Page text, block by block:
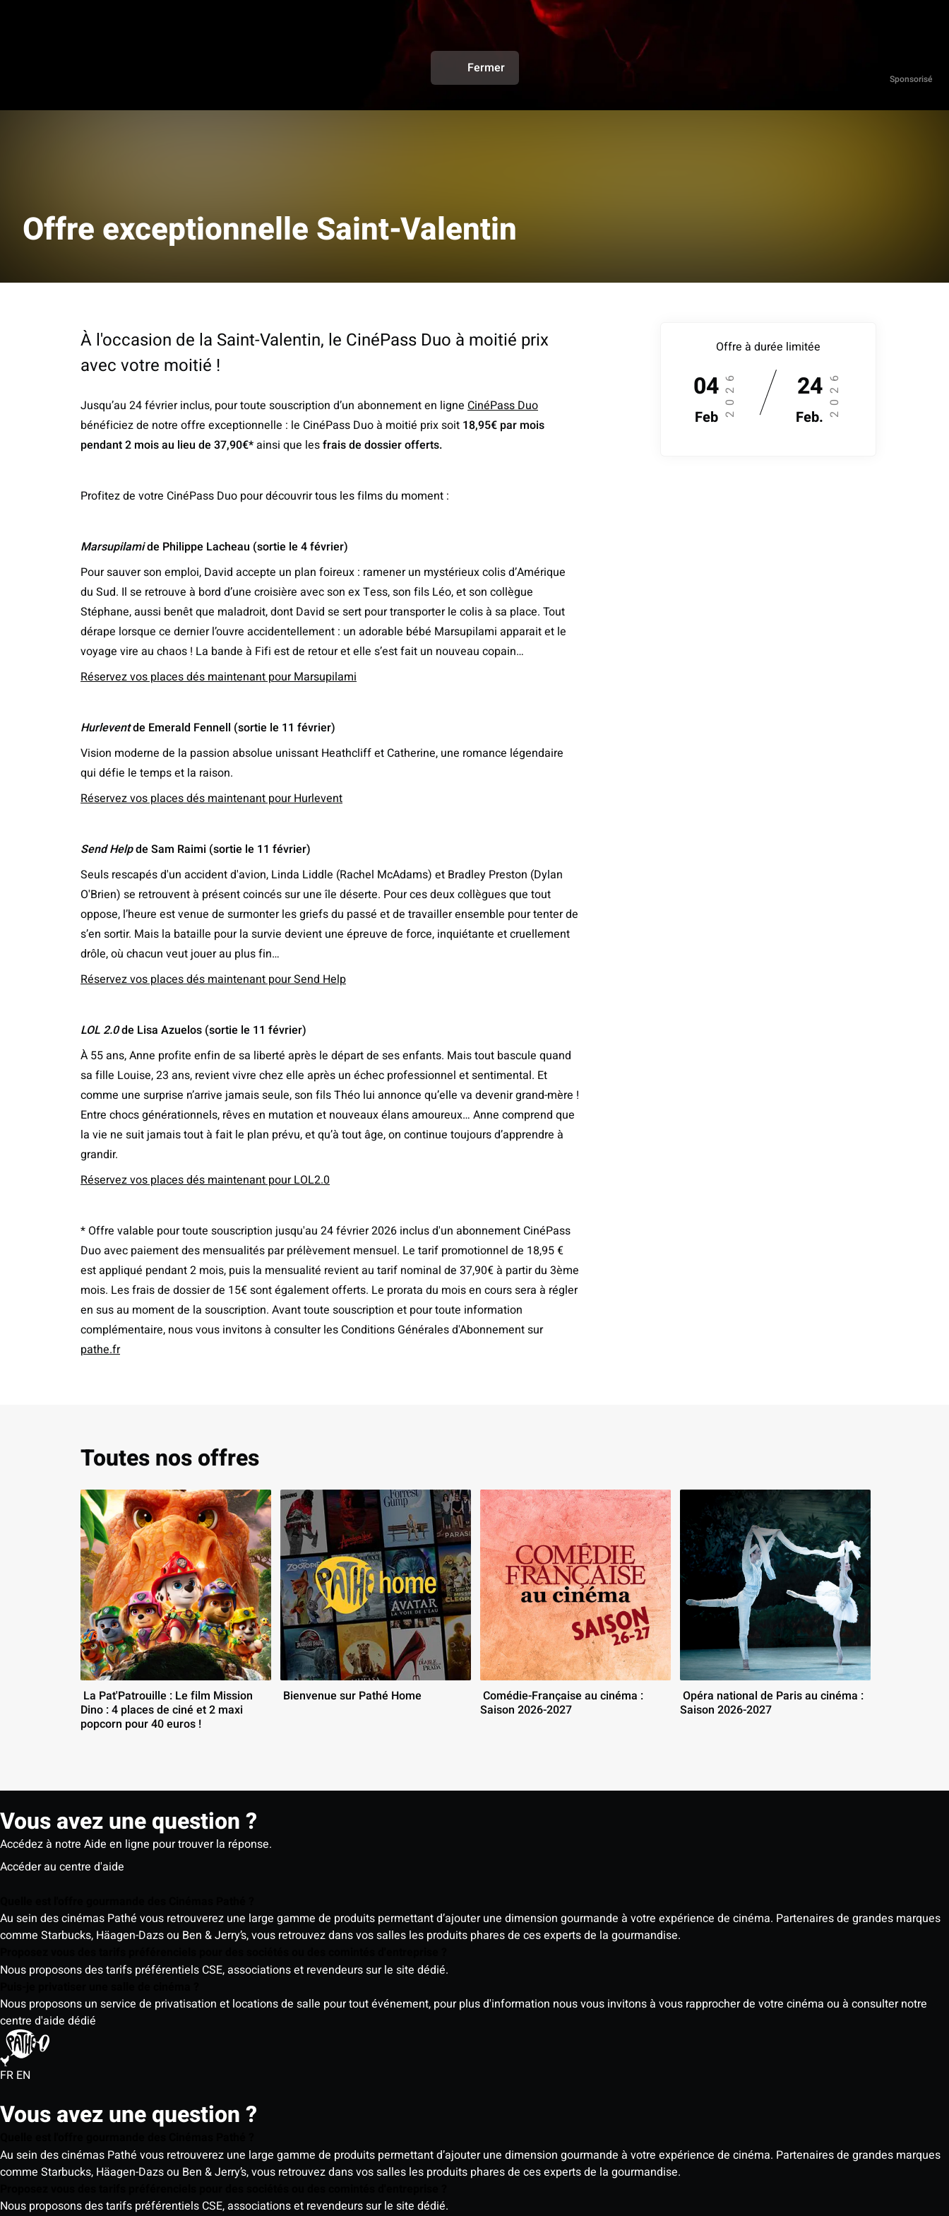
Sponsorisé
Fermer
Offre exceptionnelle Saint-Valentin
Offre à durée limitée
04
Feb 2026 24
Feb. 2026
À l'occasion de la Saint-Valentin, le CinéPass Duo à moitié prix
avec votre moitié !
Jusqu’au 24 février inclus, pour toute souscription d’un abonnement en ligne CinéPass Duo
bénéficiez de notre offre exceptionnelle : le CinéPass Duo à moitié prix soit 18,95€ par mois
pendant 2 mois au lieu de 37,90€*ainsi que lesfrais de dossier offerts.
Profitez de votre CinéPass Duo pour découvrir tous les films du moment :
Marsupilamide Philippe Lacheau (sortie le 4 février)
Pour sauver son emploi, David accepte un plan foireux : ramener un mystérieux colis d’Amérique
du Sud. Il se retrouve à bord d’une croisière avec son ex Tess, son fils Léo, et son collègue
Stéphane, aussi benêt que maladroit, dont David se sert pour transporter le colis à sa place. Tout
dérape lorsque ce dernier l’ouvre accidentellement : un adorable bébé Marsupilami apparait et le
voyage vire au chaos ! La bande à Fifi est de retour et elle s’est fait un nouveau copain…
Réservez vos places dés maintenant pour Marsupilami
Hurleventde Emerald Fennell (sortie le 11 février)
Vision moderne de la passion absolue unissant Heathcliff et Catherine, une romance légendaire
qui défie le temps et la raison.
Réservez vos places dés maintenant pour Hurlevent
Send Helpde Sam Raimi (sortie le 11 février)
Seuls rescapés d'un accident d'avion, Linda Liddle (Rachel McAdams) et Bradley Preston (Dylan
O'Brien) se retrouvent à présent coincés sur une île déserte. Pour ces deux collègues que tout
oppose, l’heure est venue de surmonter les griefs du passé et de travailler ensemble pour tenter de
s’en sortir. Mais la bataille pour la survie devient une épreuve de force, inquiétante et cruellement
drôle, où chacun veut jouer au plus fin…
Réservez vos places dés maintenant pour Send Help
LOL 2.0de Lisa Azuelos (sortie le 11 février)
À 55 ans, Anne profite enfin de sa liberté après le départ de ses enfants. Mais tout bascule quand
sa fille Louise, 23 ans, revient vivre chez elle après un échec professionnel et sentimental. Et
comme une surprise n’arrive jamais seule, son fils Théo lui annonce qu’elle va devenir grand-mère !
Entre chocs générationnels, rêves en mutation et nouveaux élans amoureux… Anne comprend que
la vie ne suit jamais tout à fait le plan prévu, et qu’à tout âge, on continue toujours d’apprendre à
grandir.
Réservez vos places dés maintenant pour LOL2.0
* Offre valable pour toute souscription jusqu'au 24 février 2026 inclus d'un abonnement CinéPass
Duo avec paiement des mensualités par prélèvement mensuel. Le tarif promotionnel de 18,95 €
est appliqué pendant 2 mois, puis la mensualité revient au tarif nominal de 37,90€ à partir du 3ème
mois. Les frais de dossier de 15€ sont également offerts. Le prorata du mois en cours sera à régler
en sus au moment de la souscription. Avant toute souscription et pour toute information
complémentaire, nous vous invitons à consulter les Conditions Générales d'Abonnement sur
pathe.fr
Toutes nos offres
Dino : 4 places de ciné et 2 maxi
popcorn pour 40 euros !
Bienvenue sur Pathé Home
Saison 2026-2027
Saison 2026-2027
Vous avez une question ?
Accédez à notre Aide en ligne pour trouver la réponse.
Accéder au centre d'aide
Au sein des cinémas Pathé vous retrouverez une large gamme de produits permettant d’ajouter une dimension gourmande à votre expérience de cinéma. Partenaires de grandes marques
comme Starbucks, Häagen-Dazs ou Ben & Jerry’s, vous retrouvez dans vos salles les produits phares de ces experts de la gourmandise.
Nous proposons des tarifs préférentiels CSE, associations et revendeurs sur le site dédié.
Nous proposons un service de privatisation et locations de salle pour tout événement, pour plus d'information nous vous invitons à vous rapprocher de votre cinéma ou à consulter notre
centre d'aide dédié
FR EN
Vous avez une question ?
Au sein des cinémas Pathé vous retrouverez une large gamme de produits permettant d’ajouter une dimension gourmande à votre expérience de cinéma. Partenaires de grandes marques
comme Starbucks, Häagen-Dazs ou Ben & Jerry’s, vous retrouvez dans vos salles les produits phares de ces experts de la gourmandise.
Nous proposons des tarifs préférentiels CSE, associations et revendeurs sur le site dédié.